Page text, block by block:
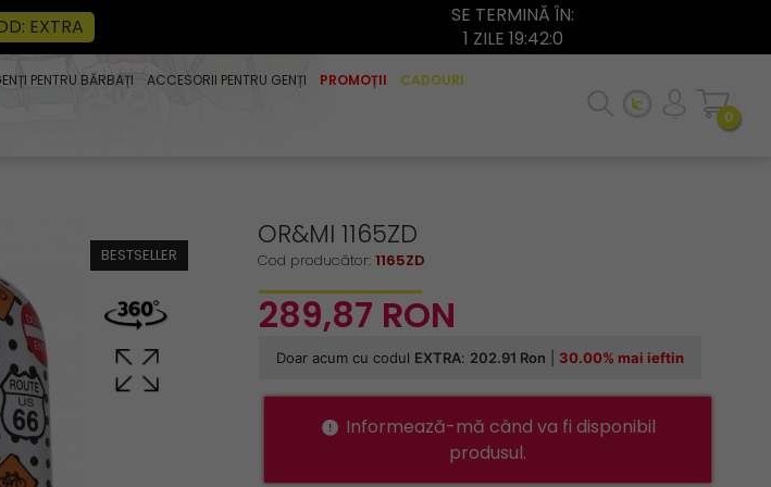
EXTRA
SE TERMINĂ ÎN:
1 ZILE 19:41:59
PENTRU BĂRBAȚI ACCESORII PENTRU GENȚI PROMOȚII CADOURI
0
BESTSELLER
OR&MI 1165ZD
Cod producător:1165ZD
289,87 RON
Informează-mă când va fi disponibil
produsul.